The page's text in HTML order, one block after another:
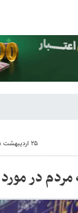
۲۵ اردیبهشت ۱۴۰۵ - ۱۸:۰۴
مردم در